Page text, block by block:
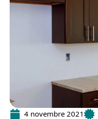
4 novembre 2021